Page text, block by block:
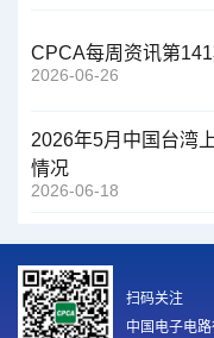
CPCA每周资讯第141
2026-06-26
2026年5月中国台湾
情况
2026-06-18
扫码关注
中国电子电